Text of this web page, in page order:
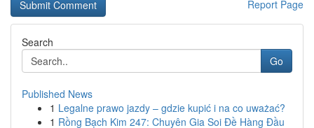
Report Page
Search
Go
Published News
1 Legalne prawo jazdy – gdzie kupić i na co uważać?
1 Rồng Bạch Kim 247: Chuyên Gia Soi Đề Hàng Đầu